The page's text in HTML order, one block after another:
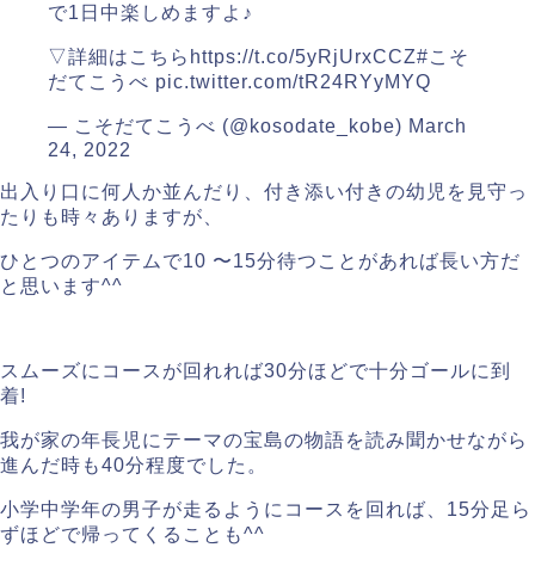
で1日中楽しめますよ♪
▽詳細はこちら https://t.co/5yRjUrxCCZ#こそ
だてこうべ pic.twitter.com/tR24RYyMYQ
— こそだてこうべ (@kosodate_kobe) March
24, 2022
出入り口に何人か並んだり、付き添い付きの幼児を見守っ
たりも時々ありますが、
ひとつのアイテムで10 〜15分待つことがあれば長い方だ
と思います^^
スムーズにコースが回れれば30分ほどで十分ゴールに到
着!
我が家の年長児にテーマの宝島の物語を読み聞かせながら
進んだ時も40分程度でした。
小学中学年の男子が走るようにコースを回れば、15分足ら
ずほどで帰ってくることも^^